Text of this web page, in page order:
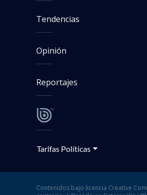
Tendencias
Opinión
Reportajes
Tarifas Políticas
Contenidos bajo licencia Creative